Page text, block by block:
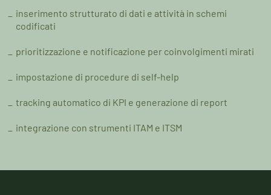
inserimento strutturato di dati e attività in schemi
codificati
prioritizzazione e notificazione per coinvolgimenti mirati
impostazione di procedure di self-help
tracking automatico di KPI e generazione di report
integrazione con strumenti ITAM e ITSM